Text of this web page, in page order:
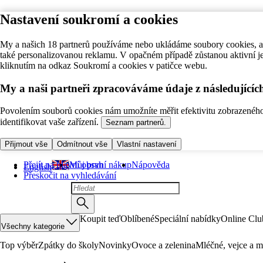
Nastavení soukromí a cookies
My a našich 18 partnerů používáme nebo ukládáme soubory
také personalizovanou reklamu. V opačném případě zůstanou
kliknutím na odkaz Soukromí a cookies v patičce webu.
My a naši partneři zpracováváme údaje z
Povolením souborů cookies nám umožníte měřit efektivitu
identifikovat vaše zařízení.
Seznam partnerů.
Přijmout vše Odmítnout vše Vlastní nastavení
Přejít na hlavní obsah
Přeskočit na vyhledávání
English Můj první nákupNápověda
Všechny kategorie
Koupit teďOblíbenéSpeciální nabídkyOnline
Top výběrZpátky do školyNovinkyOvoce a zeleninaMléčné, vejce a